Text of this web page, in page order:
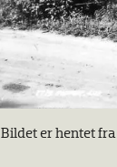
Bildet er hentet fra